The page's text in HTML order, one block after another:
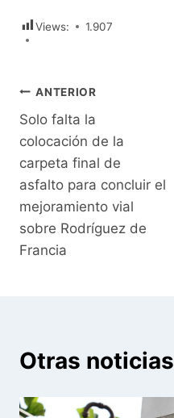
Views: 1.907
Navegación
de
entradas
ANTERIOR
Solo falta la
colocación de la
carpeta final de
asfalto para concluir el
mejoramiento vial
sobre Rodríguez de
Francia
Otras noticias